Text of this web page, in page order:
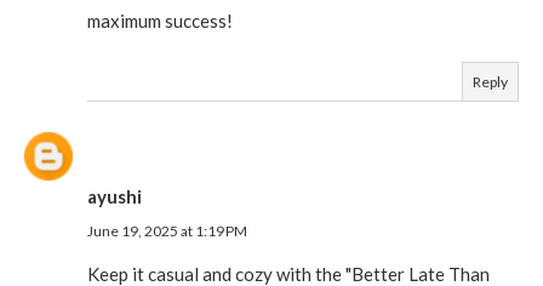
maximum success!
Reply
ayushi
June 19, 2025 at 1:19 PM
Keep it casual and cozy with the "Better Late Than